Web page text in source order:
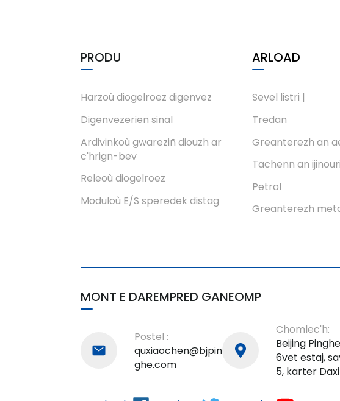
Modules
PHM-7540 Modul mont
c'hanol
PRODU
Harzoù diogelroez digenvez
Digenvezerien sinal
Ardivinkoù gwareziñ diouzh ar
c'hrign-bev
Releoù diogelroez
Moduloù E/S speredek distag
ARLOAD
Sevel listri |
Tredan
Greanterezh an
Tachenn an
Petrol
Greanterezh
MONT E DAREMPRED GANEOMP
Postel :
quxiaochen@bjpin
ghe.com
Chomlec'h:
Beijing Pinghe
6vet estaj,
5, karter